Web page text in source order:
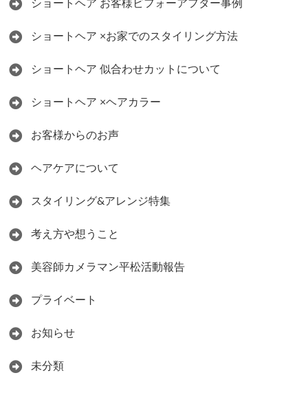
ショートヘア お客様ビフォーアフター事例
ショートヘア ×お家でのスタイリング方法
ショートヘア 似合わせカットについて
ショートヘア ×ヘアカラー
お客様からのお声
ヘアケアについて
スタイリング&アレンジ特集
考え方や想うこと
美容師カメラマン平松活動報告
プライベート
お知らせ
未分類